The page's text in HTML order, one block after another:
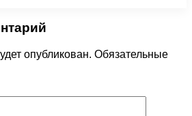
опубликован. Обязательные